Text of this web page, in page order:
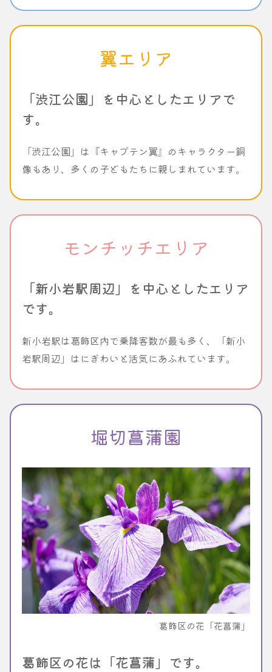
翼エリア
「渋江公園」を中心としたエリアで
す。
「渋江公園」は『キャプテン翼』のキャラクター銅
像もあり、多くの子どもたちに親しまれています。
モンチッチエリア
「新小岩駅周辺」を中心としたエリア
です。
新小岩駅は葛飾区内で乗降客数が最も多く、「新小
岩駅周辺」はにぎわいと活気にあふれています。
堀切菖蒲園
葛飾区の花「花菖蒲」
葛飾区の花は「花菖蒲」です。